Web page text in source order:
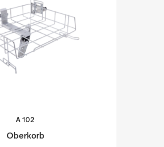
A 102
Oberkorb